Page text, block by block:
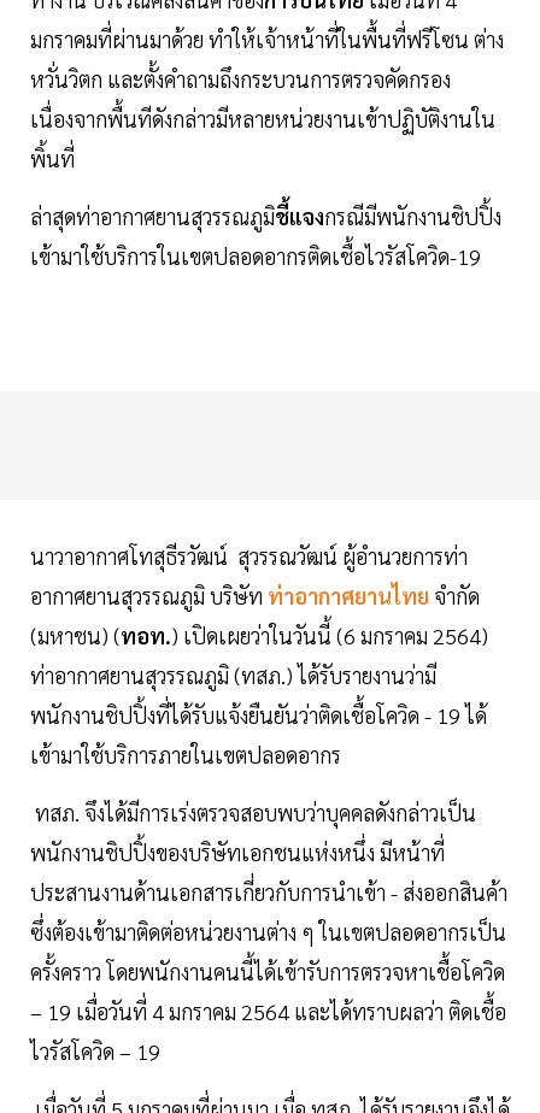
มกราคมที่ผ่านมาด้วย ทำให้เจ้าหน้าที่ในพื้นที่ฟรีโซน ต่าง
หวั่นวิตก และตั้งคำถามถึงกระบวนการตรวจคัดกรอง
เนื่องจากพื้นทีดังกล่าวมีหลายหน่วยงานเข้าปฏิบัติงานใน
พิ้นที่
ล่าสุดท่าอากาศยานสุวรรณภูมิชี้แจงกรณีมีพนักงานชิปปิ้ง
เข้ามาใช้บริการในเขตปลอดอากรติดเชื้อไวรัสโควิด-19
นาวาอากาศโทสุธีรวัฒน์ สุวรรณวัฒน์ ผู้อำนวยการท่า
อากาศยานสุวรรณภูมิ บริษัท ท่าอากาศยานไทย จำกัด
(มหาชน) (ทอท.) เปิดเผยว่าในวันนี้ (6 มกราคม 2564)
ท่าอากาศยานสุวรรณภูมิ (ทสภ.) ได้รับรายงานว่ามี
พนักงานชิปปิ้งที่ได้รับแจ้งยืนยันว่าติดเชื้อโควิด - 19 ได้
เข้ามาใช้บริการภายในเขตปลอดอากร
ทสภ. จึงได้มีการเร่งตรวจสอบพบว่าบุคคลดังกล่าวเป็น
พนักงานชิปปิ้งของบริษัทเอกชนแห่งหนึ่ง มีหน้าที่
ประสานงานด้านเอกสารเกี่ยวกับการนำเข้า - ส่งออกสินค้า
ซึ่งต้องเข้ามาติดต่อหน่วยงานต่าง ๆ ในเขตปลอดอากรเป็น
ครั้งคราว โดยพนักงานคนนี้ได้เข้ารับการตรวจหาเชื้อโควิด
– 19 เมื่อวันที่ 4 มกราคม 2564 และได้ทราบผลว่า ติดเชื้อ
ไวรัสโควิด – 19